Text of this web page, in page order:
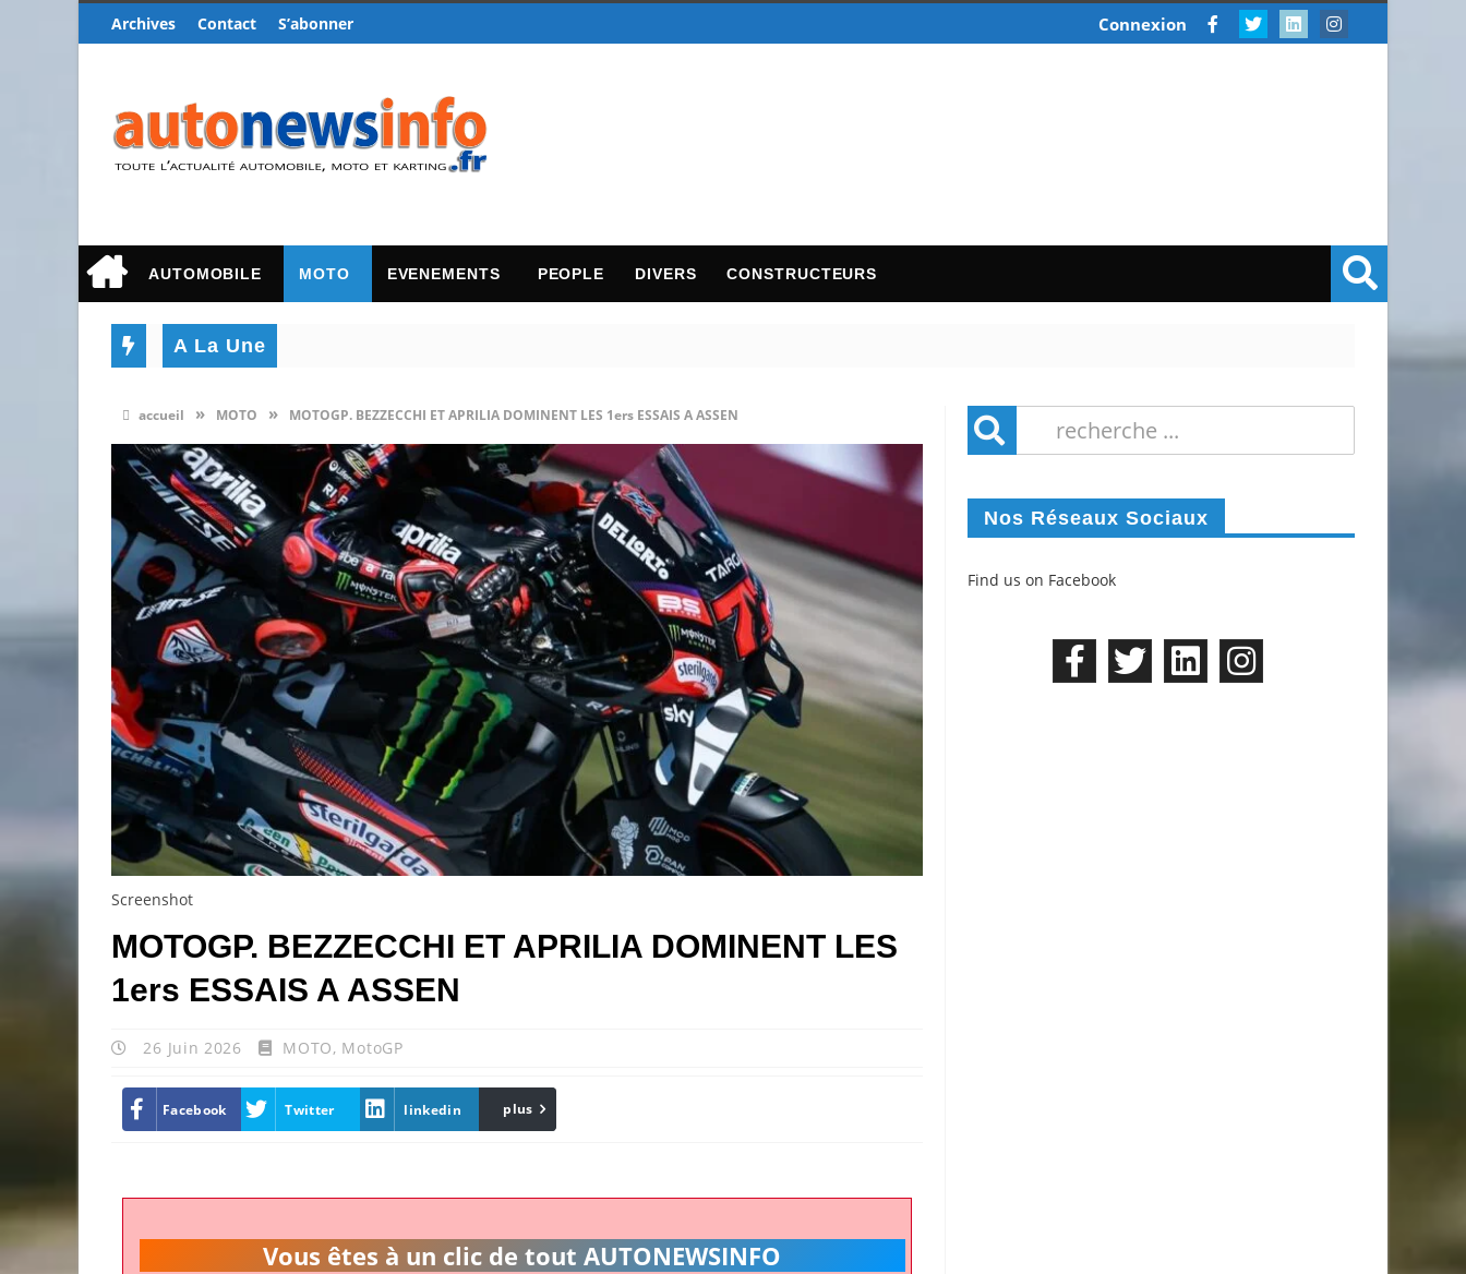
Archives Contact S’abonner Connexion
AUTOMOBILE MOTO EVENEMENTS PEOPLE DIVERS CONSTRUCTEURS
A La Une
accueil » MOTO » MOTOGP. BEZZECCHI ET APRILIA DOMINENT LES 1ers ESSAIS A ASSEN
Screenshot
MOTOGP. BEZZECCHI ET APRILIA DOMINENT LES
1ers ESSAIS A ASSEN
26 Juin 2026 MOTO, MotoGP
Facebook Twitter linkedin Email
plus
Vous êtes à un clic de tout AUTONEWSINFO
Nos Réseaux Sociaux
Find us on Facebook